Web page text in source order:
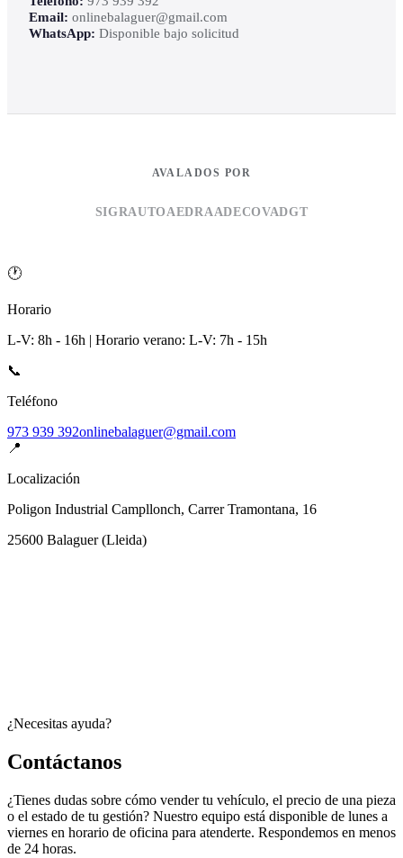
Email: onlinebalaguer@gmail.com
WhatsApp: Disponible bajo solicitud
AVALADOS POR
SIGRAUTOAEDRAADECOVADGT
🕐
Horario
L-V: 8h - 16h | Horario verano: L-V: 7h - 15h
📞
Teléfono
973 939 392onlinebalaguer@gmail.com
📍
Localización
Poligon Industrial Campllonch, Carrer Tramontana, 16
25600 Balaguer(Lleida)
¿Necesitas ayuda?
Contáctanos
¿Tienes dudas sobre cómo vender tu vehículo, el precio de una pieza
o el estado de tu gestión? Nuestro equipo está disponible de lunes a
viernes en horario de oficina para atenderte. Respondemos en menos
de 24 horas.